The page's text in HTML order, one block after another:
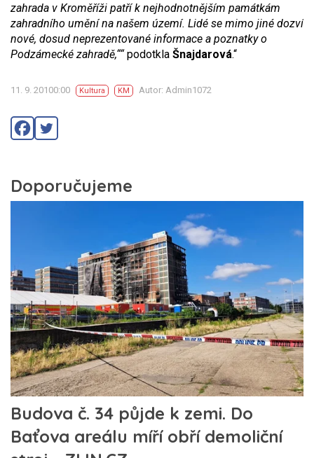
zahrada v Kroměříži patří k nejhodnotnějším památkám
zahradního umění na našem území. Lidé se mimo jiné dozví
nové, dosud neprezentované informace a poznatky o
Podzámecké zahradě,““podotkla Šnajdarová.“
11. 9. 20100:00 Kultura KM Autor: Admin1072